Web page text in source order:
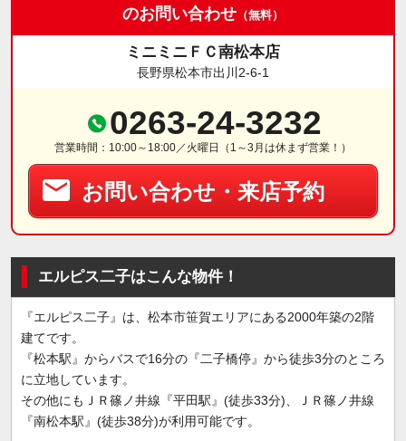
のお問い合わせ （無料）
ミニミニＦＣ南松本店
長野県松本市出川2-6-1
0263-24-3232
営業時間：10:00～18:00／火曜日（1～3月は休まず営業！）
お問い合わせ・来店予約
エルピス二子はこんな物件！
『エルピス二子』は、松本市笹賀エリアにある2000年築の2階
建てです。
『松本駅』からバスで16分の『二子橋停』から徒歩3分のところ
に立地しています。
その他にもＪＲ篠ノ井線『平田駅』(徒歩33分)、ＪＲ篠ノ井線
『南松本駅』(徒歩38分)が利用可能です。